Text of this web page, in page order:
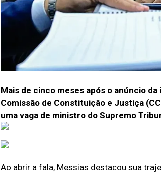
Mais de cinco meses após o anúncio
Comissão de Constituição e Justiça
uma vaga de ministro do Supremo
Ao abrir a fala, Messias destacou sua